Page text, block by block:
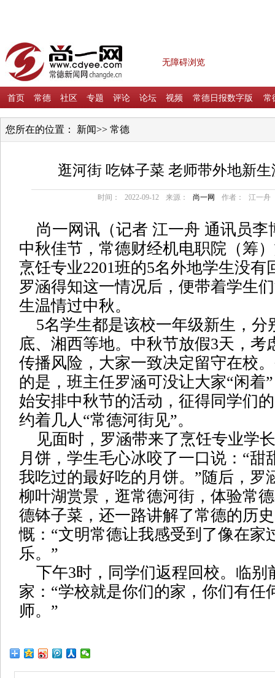
无障碍浏览
首页 常德 社区 专题 评论 论坛 视频 常德日报数字版 常
您所在的位置： 新闻>> 常德
逛河街 吃钵子菜 老师带外地新
时间： 2022-09-12 来源： 尚一网 作者： 江一舟
尚一网讯（记者 江一舟 通讯员李
中秋佳节，常德财经机电职院（筹
烹饪专业2201班的5名外地学生没有
罗涵得知这一情况后，便带着学生
生温情过中秋。
5名学生都是该校一年级新生，分
底、湘西等地。中秋节放假3天，考
传播风险，大家一致决定留守在校
的是，班主任罗涵可没让大家“闲着
始安排中秋节的活动，征得同学们
约着几人“常德河街见”。
见面时，罗涵带来了烹饪专业学
月饼，学生毛心冰咬了一口说：“甜
我吃过的最好吃的月饼。”随后，罗
柳叶湖赏景，逛常德河街，体验常
德钵子菜，还一路讲解了常德的历
慨：“文明常德让我感受到了像在家
乐。”
下午3时，同学们返程回校。临别
家：“学校就是你们的家，你们有任
师。”